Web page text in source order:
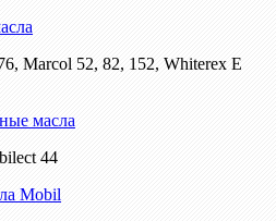
Marcol 52, 82, 152, Whiterex E
масла
44
Mobil